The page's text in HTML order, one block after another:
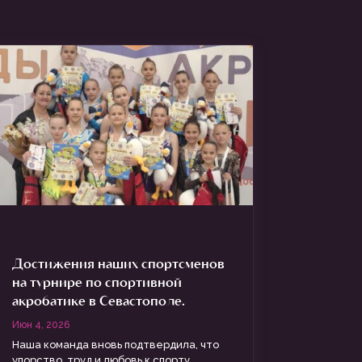
Достижения наших спортсменов
на турнире по спортивной
акробатике в Севастополе.
Июн 4, 2026
Наша команда вновь подтвердила, что